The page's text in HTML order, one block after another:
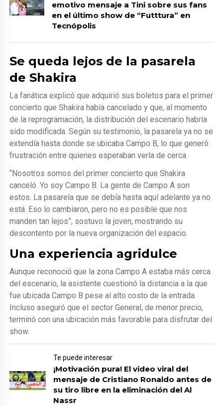
emotivo mensaje a Tini sobre sus fans
en el último show de “Futttura” en
Tecnópolis
Se queda lejos de la pasarela
de Shakira
La fanática explicó que adquirió sus boletos para el primer
concierto que Shakira había cancelado y que, al momento
de la reprogramación, la distribución del escenario habría
sido modificada. Según su testimonio, la pasarela ya no se
extendía hasta donde se ubicaba Campo B, lo que generó
frustración entre quienes esperaban verla de cerca.
“Nosotros somos del primer concierto que Shakira
canceló. Yo soy Campo B. La gente de Campo A son
estos. La pasarela que se debía hasta aquí adelante ya no
está. Eso lo cambiaron, pero no es posible que nos
manden tan lejos”, sostuvo la joven, mostrando su
descontento por la nueva organización del espacio.
Una experiencia agridulce
Aunque reconoció que la zona Campo A estaba más cerca
del escenario, la asistente cuestionó la distancia a la que
fue ubicada Campo B pese al alto costo de la entrada.
Incluso aseguró que el sector General, de menor precio,
terminó con una ubicación más favorable para disfrutar del
show.
Te puede interesar
¡Motivación pura! El video viral del
mensaje de Cristiano Ronaldo antes de
su tiro libre en la eliminación del Al
Nassr